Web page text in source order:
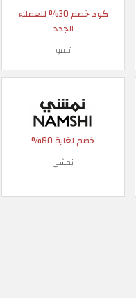
كود خصم 30% للعملاء
الجدد
تيمو
خصم لغاية 80%
نمشي